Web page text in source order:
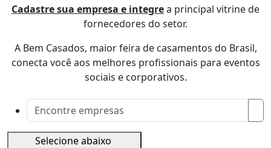
Cadastre sua empresa e integrea principal vitrine de
fornecedores do setor.
A Bem Casados, maior feira de casamentos do Brasil,
conecta você aos melhores profissionais para eventos
sociais e corporativos.
Selecione abaixo